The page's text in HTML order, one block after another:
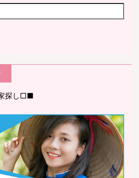
探し□■